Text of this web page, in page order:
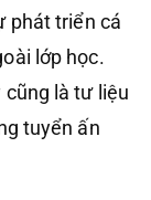
phát triển cá
lớp học.
là tư liệu
tuyển ấn